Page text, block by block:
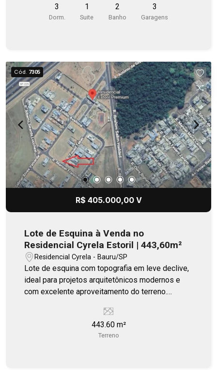
3
Dorm.
1
Suite
2
Banho
3
Garagens
Cód. 7305
R$ 405.000,00 V
Lote de Esquina à Venda no
Residencial Cyrela Estoril | 443,60m²
Residencial Cyrela - Bauru/SP
Lote de esquina com topografia em leve declive,
ideal para projetos arquitetônicos modernos e
com excelente aproveitamento do terreno.
443.60 m²
Terreno